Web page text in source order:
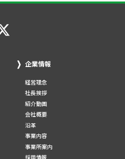
企業情報
経営理念
社長挨拶
紹介動画
会社概要
沿革
事業内容
事業所案内
採用情報